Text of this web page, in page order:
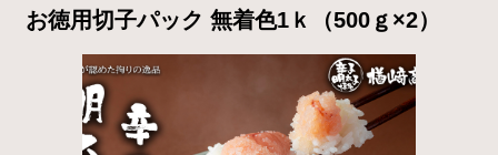
お徳用切子パック 無着色1ｋ（500ｇ×2）